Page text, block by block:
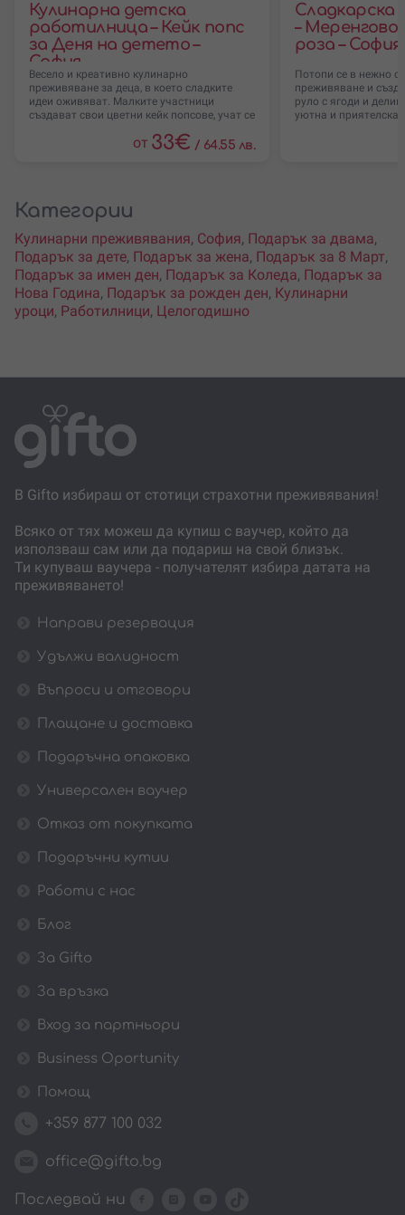
Кулинарна детска
работилница – Кейк попс
за Деня на детето –
София
Весело и креативно кулинарно
преживяване за деца, в което сладките
идеи оживяват. Малките участници
създават свои цветни кейк попсове, учат се
от 33€ / 64.55 лв.
Сладкарска
– Меренгово
роза – София
Потопи се в нежно
преживяване и
руло с ягоди и
уютна и приятелска
Категории
Кулинарни преживявания, София, Подарък за двама,
Подарък за дете, Подарък за жена, Подарък за 8 Март,
Подарък за имен ден, Подарък за Коледа, Подарък за
Нова Година, Подарък за рожден ден, Кулинарни
уроци, Работилници, Целогодишно
В Gifto избираш от стотици страхотни преживявания!
Всяко от тях можеш да купиш с ваучер, който да
използваш сам или да подариш на свой близък.
Ти купуваш ваучера - получателят избира датата на
преживяването!
Направи резервация
Удължи валидност
Въпроси и отговори
Плащане и доставка
Подаръчна опаковка
Универсален ваучер
Отказ от покупката
Подаръчни кутии
Работи с нас
Блог
За Gifto
За връзка
Вход за партньори
Business Oportunity
Помощ
+359 877 100 032
office@gifto.bg
Последвай ни